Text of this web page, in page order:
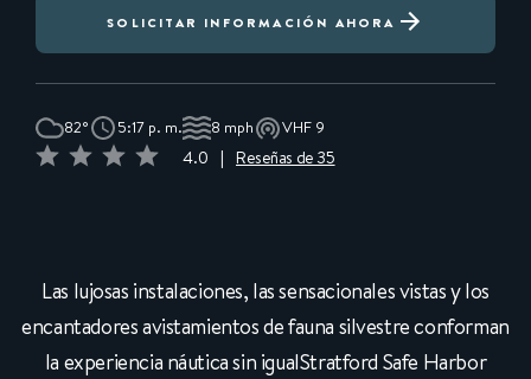
SOLICITAR INFORMACIÓN AHORA
82° 5:17 p. m. 8 mph VHF 9
4.0 Reseñas de 35
Las lujosas instalaciones, las sensacionales vistas y los
encantadores avistamientos de fauna silvestre conforman
la experiencia náutica sin igualStratford Safe Harbor